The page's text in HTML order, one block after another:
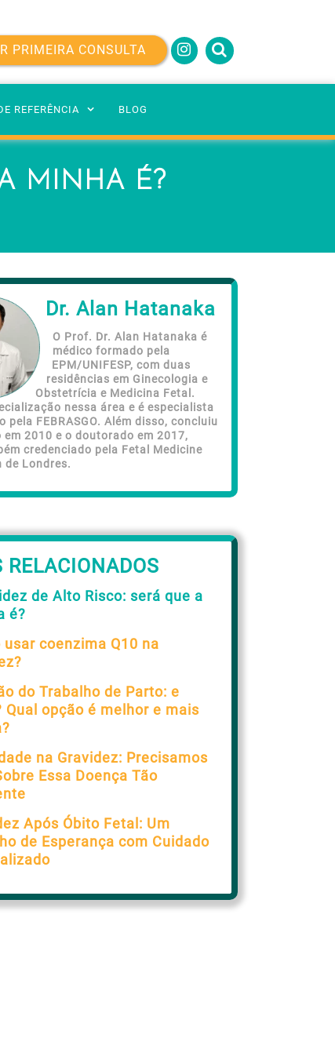
PRIMEIRA CONSULTA
REFERÊNCIA BLOG
MINHA É?
Dr. Alan Hatanaka
O Prof. Dr. Alan Hatanaka é
médico formado pela
EPM/UNIFESP, com duas
residências em Ginecologia e
Obstetrícia e Medicina Fetal.
nessa área e é especialista
pela FEBRASGO. Além disso, concluiu
em 2010 e o doutorado em 2017,
credenciado pela Fetal Medicine
de Londres.
RELACIONADOS
de Alto Risco: será que a
é?
usar coenzima Q10 na
do Trabalho de Parto: e
Qual opção é melhor e mais
na Gravidez: Precisamos
Essa Doença Tão
Após Óbito Fetal: Um
de Esperança com Cuidado